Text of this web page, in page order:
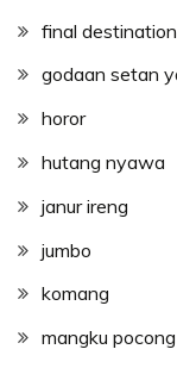
final destination
godaan setan
horor
hutang nyawa
janur ireng
jumbo
komang
mangku pocong